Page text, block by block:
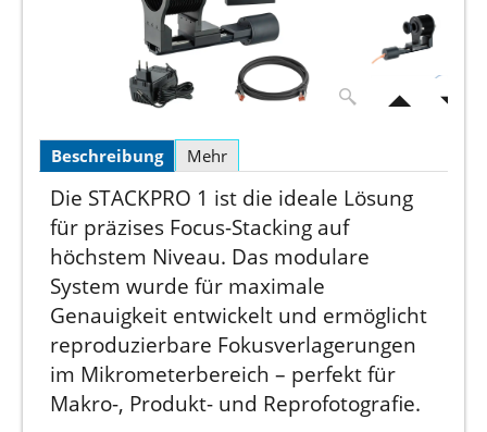
Beschreibung Mehr
Die STACKPRO 1 ist die ideale Lösung
für präzises Focus-Stacking auf
höchstem Niveau. Das modulare
System wurde für maximale
Genauigkeit entwickelt und ermöglicht
reproduzierbare Fokusverlagerungen
im Mikrometerbereich – perfekt für
Makro-, Produkt- und Reprofotografie.